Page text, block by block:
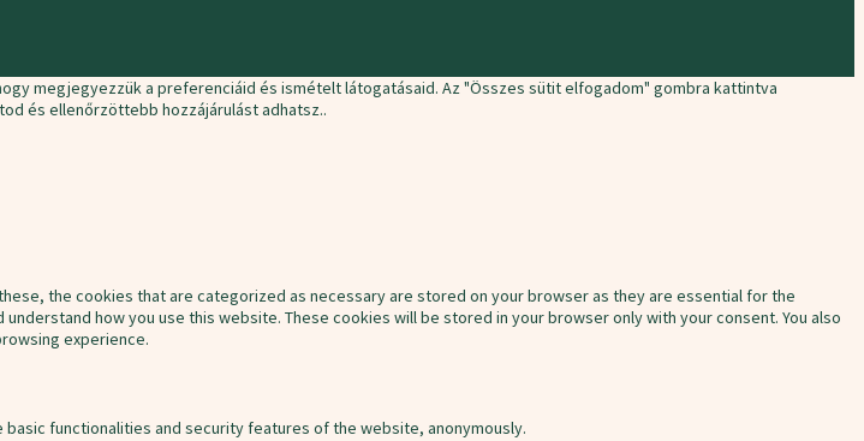
megjegyezzük a preferenciáid és ismételt látogatásaid. Az "Összes sütit elfogadom" gombra kattintva
és ellenőrzöttebb hozzájárulást adhatsz..
the cookies that are categorized as necessary are stored on your browser as they are essential for the
how you use this website. These cookies will be stored in your browser only with your consent. You also
experience.
functionalities and security features of the website, anonymously.